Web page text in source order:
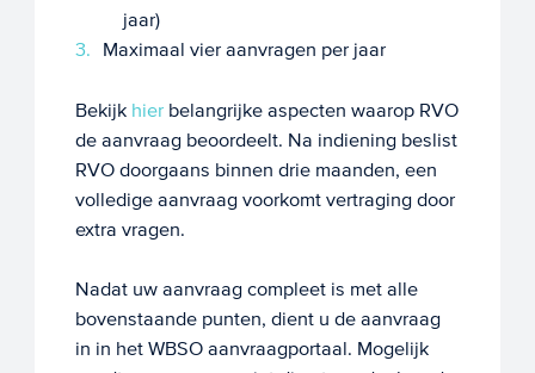
jaar)
Maximaal vier aanvragen per jaar
Bekijk hierbelangrijke aspecten waarop RVO
de aanvraag beoordeelt. Na indiening beslist
RVO doorgaans binnen drie maanden, een
volledige aanvraag voorkomt vertraging door
extra vragen.
Nadat uw aanvraag compleet is met alle
bovenstaande punten, dient u de aanvraag
in in het WBSO aanvraagportaal. Mogelijk